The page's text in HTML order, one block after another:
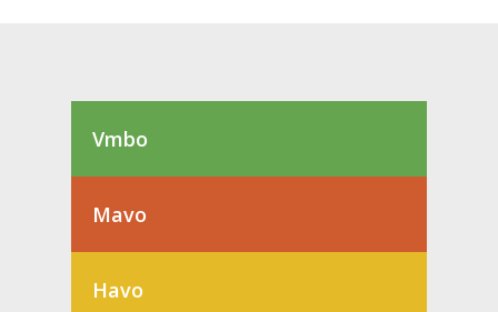
Vmbo
Mavo
Havo